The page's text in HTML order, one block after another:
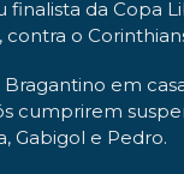
da Copa
o
em
cumprirem
Gabigol e Pedro.